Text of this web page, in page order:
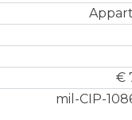
€
mil-CIP-